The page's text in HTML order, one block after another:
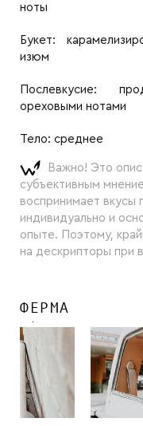
ноты
Букет:
изюм
Послевкусие:
ореховыми нотами
Тело: среднее
Важно! Это
субъективным
воспринимает вкусы
индивидуально и
опыте. Поэтому,
на дескрипторы при
ФЕРМА